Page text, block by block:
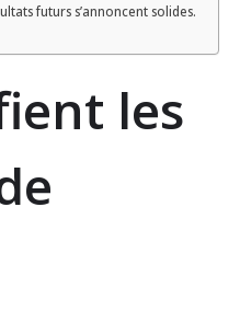
futurs s’annoncent solides.
les